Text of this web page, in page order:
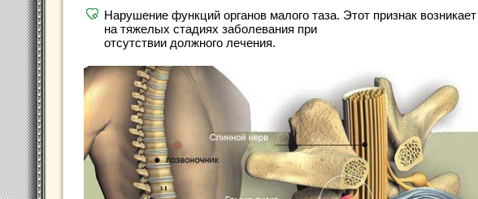
Нарушение функций органов малого таза. Этот признак возникает
на тяжелых стадиях заболевания при
отсутствии должного лечения.